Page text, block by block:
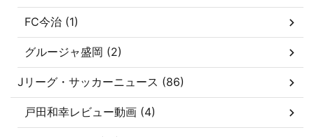
FC今治 (1)
グルージャ盛岡 (2)
Jリーグ・サッカーニュース (86)
戸田和幸レビュー動画 (4)